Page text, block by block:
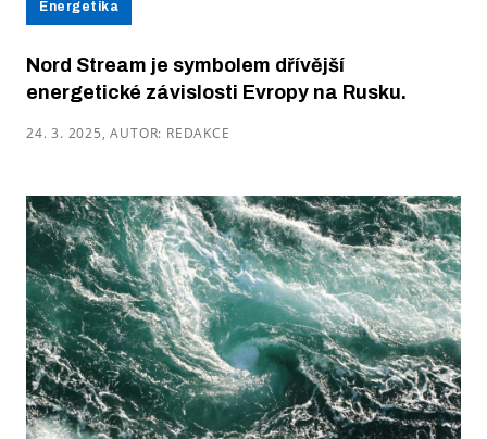
Energetika
Nord Stream je symbolem dřívější
energetické závislosti Evropy na Rusku.
24. 3. 2025, AUTOR: REDAKCE